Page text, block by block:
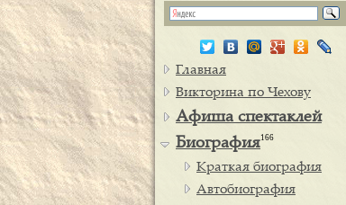
Главная
Викторина по Чехову
Афиша спектаклей
Биография166
Краткая биография
Автобиография